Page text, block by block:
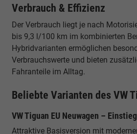
Verbrauch & Effizienz
Der Verbrauch liegt je nach
bis 9,3 l/100 km im kombinierten
Hybridvarianten ermöglichen
Verbrauchswerte und bieten
Fahranteile im Alltag.
Beliebte Varianten des VW
VW Tiguan EU Neuwagen – Einstieg
Attraktive Basisversion mit